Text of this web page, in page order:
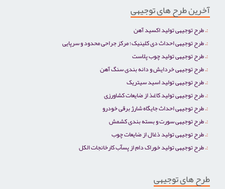
آخرین طرح های توجیهی
طرح توجیهی تولید اکسید آهن
طرح توجیهی احداث دی کلینیک؛ مرکز جراحی محدود و سرپایی
طرح توجیهی تولید چوب پلاست
طرح توجیهی خردایش و دانه بندی سنگ آهن
طرح توجیهی تولید اسید سیتریک
طرح توجیهی تولید کاغذ از ضایعات کشاورزی
طرح توجیهی احداث جایگاه شارژ برقی خودرو
طرح توجیهی سورت و بسته بندی کشمش
طرح توجیهی تولید ذغال از ضایعات چوب
طرح توجیهی تولید خوراک دام از پسآب کارخانجات الکل
طرح های توجیهی